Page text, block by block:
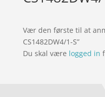
Vær den første til at
CS1482DW4/1-S”
Du skal være logged in